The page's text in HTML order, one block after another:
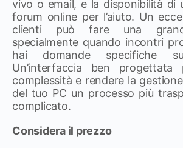
vivo o email, e la disponibilità di
forum online per l’aiuto. Un
clienti può fare una
specialmente quando incontri
hai domande specifiche
Un’interfaccia ben
complessità e rendere la
del tuo PC un processo più
complicato.
Considera il prezzo